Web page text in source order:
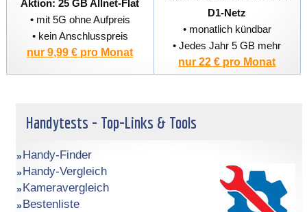
Aktion: 25 GB Allnet-Flat
• mit 5G ohne Aufpreis
• kein Anschlusspreis
nur 9,99 € pro Monat
D1-Netz
• monatlich kündbar
• Jedes Jahr 5 GB mehr
nur 22 € pro Monat
Handytests - Top-Links & Tools
Handy-Finder
Handy-Vergleich
Kameravergleich
Bestenliste